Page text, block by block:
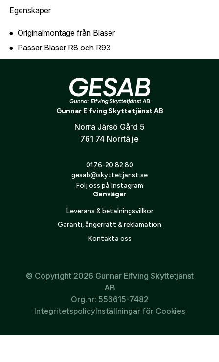
Egenskaper
Originalmontage från Blaser
Passar Blaser R8 och R93
Passar även D99, K95 m.fl.
Mycket hög repeterbarhet
Bibehåller träffläge efter återmontering
Snabb av- och påmontering
Möjlighet att använda flera kikarsikten på samma pipa
Gunnar Elfving Skyttetjänst AB
Norra Järsö Gård 5
761 74 Norrtälje
0176-20 82 80
gesab@skyttetjanst.se
Följ oss på Instagram
Genvägar
Leverans & betalningsvillkor
Garanti, ångerrätt & reklamation
Kontakta oss
© Copyright 2026 Gunnar Elfving Skyttetjänst
AB
Org.nr: 556615-7482
IntegritetspolicyInställningar för Cookies